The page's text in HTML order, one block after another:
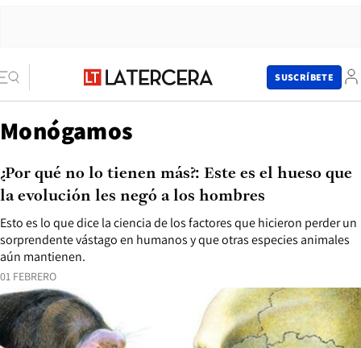
SUSCRÍBETE
Monógamos
01 FEBRERO
Esto es lo que dice la ciencia de los factores que hicieron perder un
sorprendente vástago en humanos y que otras especies animales
aún mantienen.
¿Por qué no lo tienen más?: Este es el hueso que
la evolución les negó a los hombres